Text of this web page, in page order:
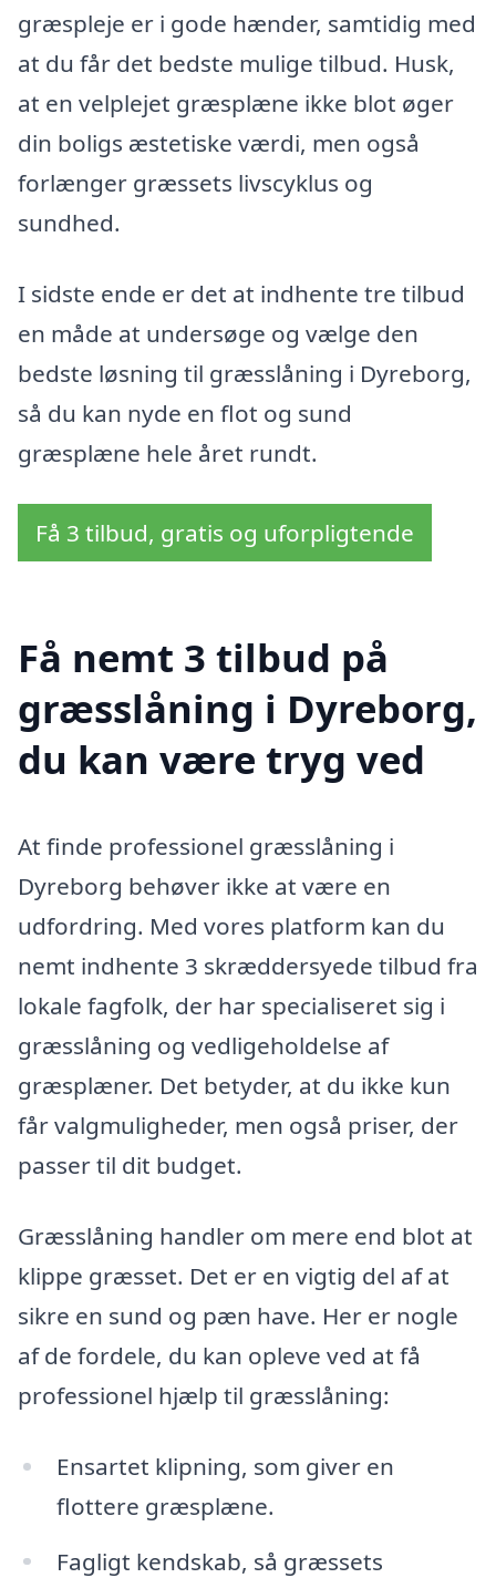
græspleje er i gode hænder, samtidig med
at du får det bedste mulige tilbud. Husk,
at en velplejet græsplæne ikke blot øger
din boligs æstetiske værdi, men også
forlænger græssets livscyklus og
sundhed.
I sidste ende er det at indhente tre tilbud
en måde at undersøge og vælge den
bedste løsning til græsslåning i Dyreborg,
så du kan nyde en flot og sund
græsplæne hele året rundt.
Få 3 tilbud, gratis og uforpligtende
Få nemt 3 tilbud på
græsslåning i Dyreborg,
du kan være tryg ved
At finde professionel græsslåning i
Dyreborg behøver ikke at være en
udfordring. Med vores platform kan du
nemt indhente 3 skræddersyede tilbud fra
lokale fagfolk, der har specialiseret sig i
græsslåning og vedligeholdelse af
græsplæner. Det betyder, at du ikke kun
får valgmuligheder, men også priser, der
passer til dit budget.
Græsslåning handler om mere end blot at
klippe græsset. Det er en vigtig del af at
sikre en sund og pæn have. Her er nogle
af de fordele, du kan opleve ved at få
professionel hjælp til græsslåning:
Ensartet klipning, som giver en
flottere græsplæne.
Fagligt kendskab, så græssets